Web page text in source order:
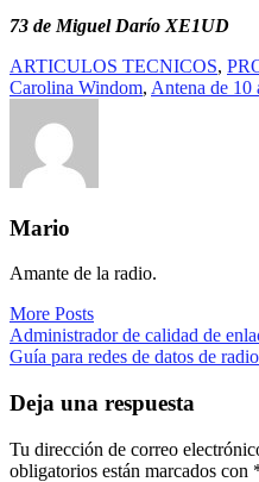
73 de Miguel Darío XE1UD
ARTICULOS TECNICOS,
Carolina Windom, Antena de 10
Mario
Amante de la radio.
More Posts
Navegación
de
entradas
Administrador de calidad de
Guía para redes de datos de
Deja una respuesta
Tu dirección de correo
obligatorios están marcados con